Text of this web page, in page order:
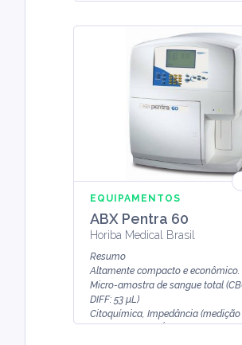
EQUIPAMENTOS
ABX Pentra 60
Horiba Medical Brasil
Resumo
Altamente compacto e econômico.
Micro-amostra de sangue total
DIFF: 53 µL)
Citoquímica, Impedância